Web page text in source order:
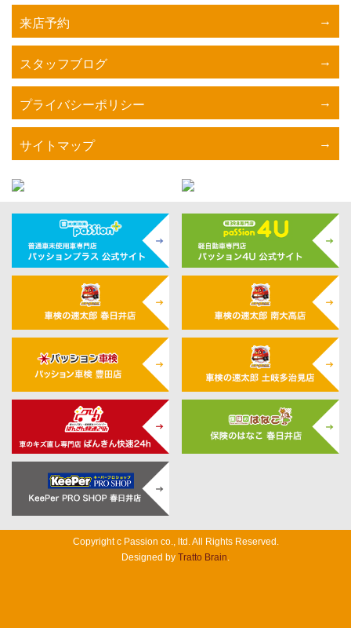
来店予約
スタッフブログ
プライバシーポリシー
サイトマップ
Copyright c Passion co., ltd. All Rights Reserved.
Designed by Tratto Brain.